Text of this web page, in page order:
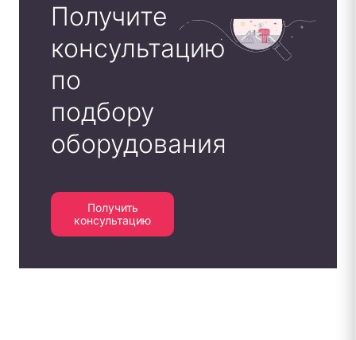
Получите
консультацию
по
подбору
оборудования
Получить
консультацию